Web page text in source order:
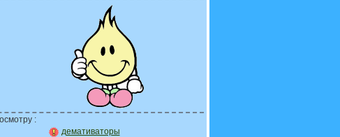
:
демативаторы